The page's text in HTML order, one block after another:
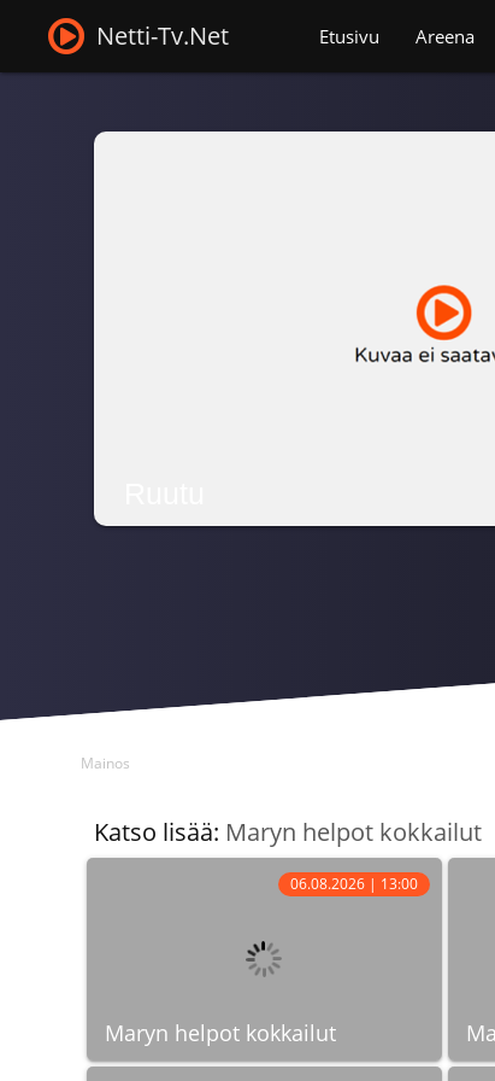
Netti-Tv.Net Etusivu Areena
Mainos
Katso lisää: Maryn helpot kokkailut
Maryn helpot kokkailut
06.08.2026 | 13:00